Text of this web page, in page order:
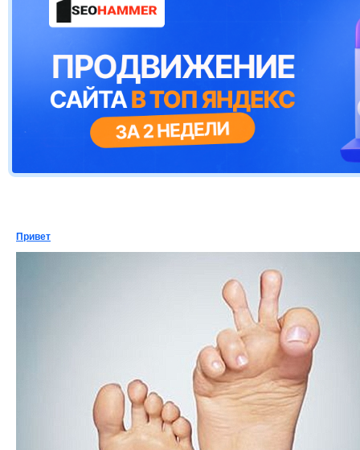
Привет